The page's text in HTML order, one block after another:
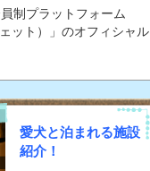
制プラットフォーム
ット）」のオフィシャル
愛犬と泊まれる施設
紹介！